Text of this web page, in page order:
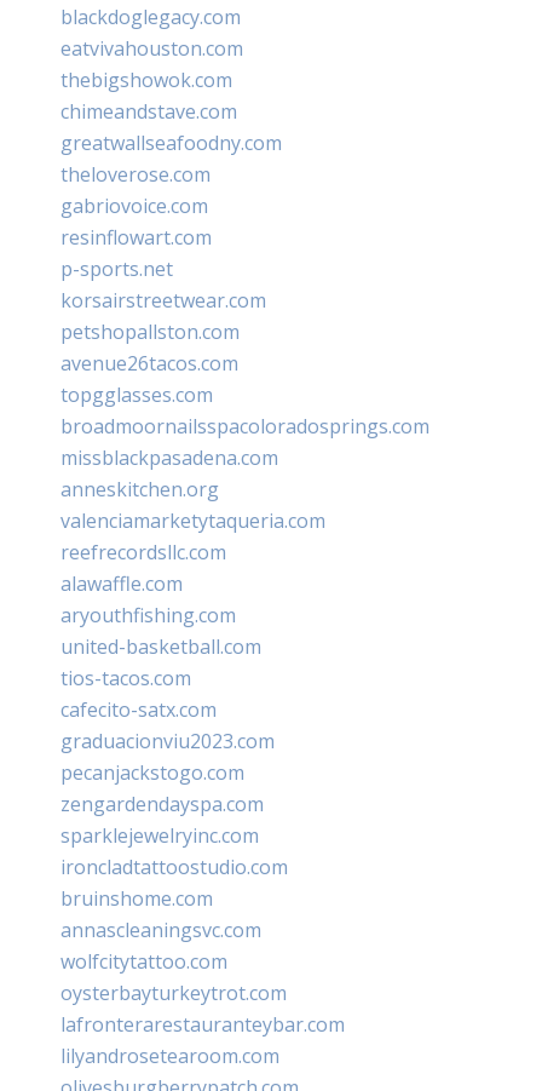
blackdoglegacy.com
eatvivahouston.com
thebigshowok.com
chimeandstave.com
greatwallseafoodny.com
theloverose.com
gabriovoice.com
resinflowart.com
p-sports.net
korsairstreetwear.com
petshopallston.com
avenue26tacos.com
topgglasses.com
broadmoornailsspacoloradosprings.com
missblackpasadena.com
anneskitchen.org
valenciamarketytaqueria.com
reefrecordsllc.com
alawaffle.com
aryouthfishing.com
united-basketball.com
tios-tacos.com
cafecito-satx.com
graduacionviu2023.com
pecanjackstogo.com
zengardendayspa.com
sparklejewelryinc.com
ironcladtattoostudio.com
bruinshome.com
annascleaningsvc.com
wolfcitytattoo.com
oysterbayturkeytrot.com
lafronterarestauranteybar.com
lilyandrosetearoom.com